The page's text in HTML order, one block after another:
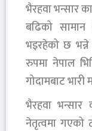
भैरहवा भन्सार
बढिको
भइरहेको छ
रुपमा नेपाल
गोदामबाट भारी
भैरहवा भन्सार
नेतृत्वमा गएको